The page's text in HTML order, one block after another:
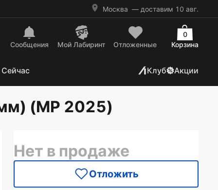
Москва — доставим 10 авг.
Сообщения Mой Лабиринт Отложенные Корзина
0
Клуб Акции
(MP 2025)
Нет в продаже
Отложить